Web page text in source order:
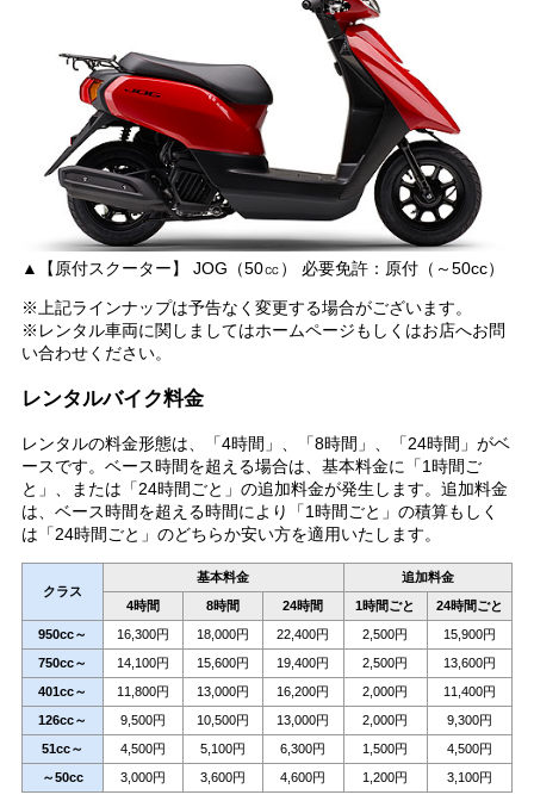
▲【原付スクーター】 JOG（50㏄） 必要免許：原付（～50cc）
※上記ラインナップは予告なく変更する場合がございます。
※レンタル車両に関しましてはホームページもしくはお店へお問
い合わせください。
レンタルバイク料金
レンタルの料金形態は、「4時間」、「8時間」、「24時間」がベ
ースです。ベース時間を超える場合は、基本料金に「1時間ご
と」、または「24時間ごと」の追加料金が発生します。追加料金
は、ベース時間を超える時間により「1時間ごと」の積算もしく
は「24時間ごと」のどちらか安い方を適用いたします。
クラス
基本料金
追加料金
4時間
8時間 24時間 1時間ごと
24時間ごと
950cc～
16,300円 18,000円 22,400円 2,500円
15,900円
750cc～
14,100円 15,600円 19,400円 2,500円
13,600円
401cc～
11,800円 13,000円 16,200円 2,000円
11,400円
126cc～
9,500円 10,500円 13,000円 2,000円
9,300円
51cc～
4,500円 5,100円 6,300円 1,500円
4,500円
～50cc
3,000円 3,600円 4,600円 1,200円 3,100円